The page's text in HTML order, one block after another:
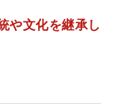
や文化を継承し